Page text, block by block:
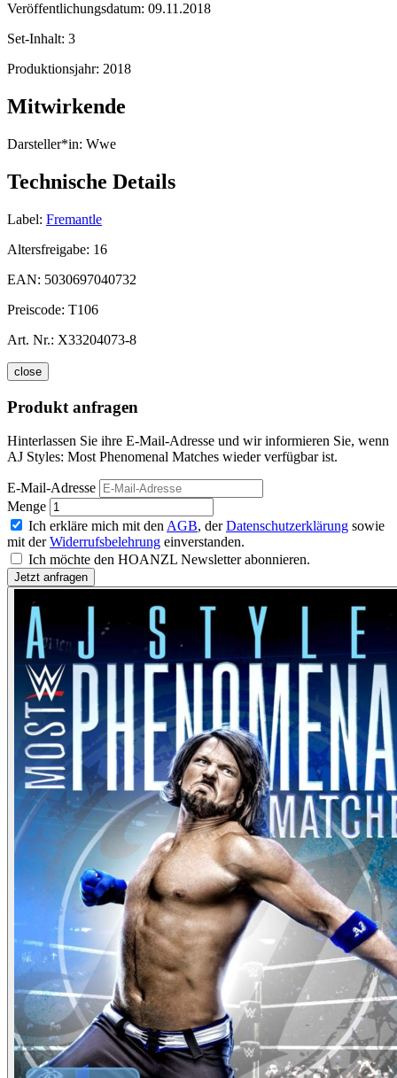
Veröffentlichungsdatum: 09.11.2018
Set-Inhalt: 3
Produktionsjahr: 2018
Mitwirkende
Darsteller*in: Wwe
Technische Details
Label: Fremantle
Altersfreigabe: 16
EAN: 5030697040732
Preiscode: T106
Art. Nr.: X33204073-8
close
Produkt anfragen
Hinterlassen Sie ihre E-Mail-Adresse und wir informieren Sie, wenn
AJ Styles: Most Phenomenal Matches wieder verfügbar ist.
E-Mail-Adresse
Menge
Ich erkläre mich mit den AGB, derDatenschutzerklärung sowie
mit derWiderrufsbelehrung einverstanden.
Ich möchte den HOANZL Newsletter abonnieren.